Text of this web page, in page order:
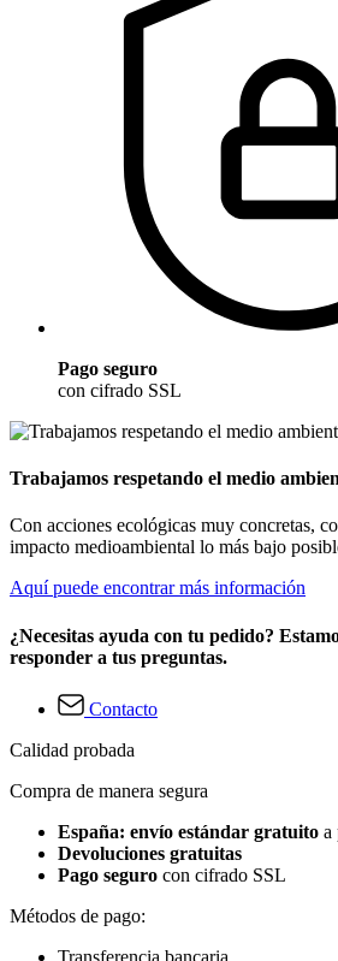
Pago seguro
con cifrado SSL
Trabajamos respetando el medio
Con acciones ecológicas muy concretas,
impacto medioambiental lo más bajo
Aquí puede encontrar más información
¿Necesitas ayuda con tu pedido?
responder a tus preguntas.
Contacto
Calidad probada
Compra de manera segura
España: envío estándar gratuito a
Devoluciones gratuitas
Pago seguro con cifrado SSL
Métodos de pago:
Transferencia bancaria